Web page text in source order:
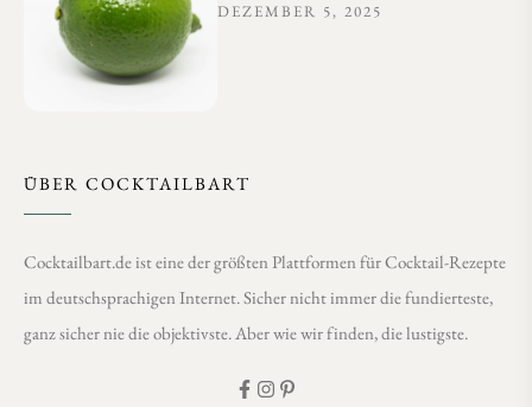
DEZEMBER 5, 2025
ÜBER COCKTAILBART
Cocktailbart.de ist eine der größten Plattformen für Cocktail-Rezepte
im deutschsprachigen Internet. Sicher nicht immer die fundierteste,
ganz sicher nie die objektivste. Aber wie wir finden, die lustigste.